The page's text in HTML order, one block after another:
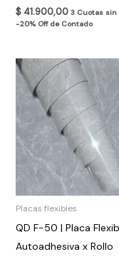
$41.900,00 3 Cuotas sin
-20% Off de Contado
Placas flexibles
QD F-50 | Placa
Autoadhesiva x Rollo